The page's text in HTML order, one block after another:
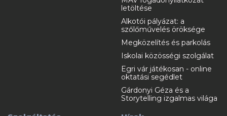
letöltése
Alkotói pályázat: a
szőlőművelés öröksége
Megközelítés és parkolás
Iskolai közösségi szolgálat
Egri vár játékosan - online
oktatási segédlet
Gárdonyi Géza és a
Storytelling izgalmas világa